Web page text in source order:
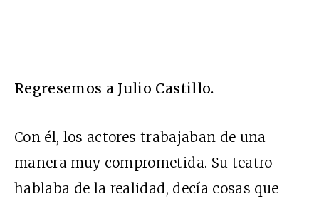
Regresemos a Julio Castillo.
Con él, los actores trabajaban de una
manera muy comprometida. Su teatro
hablaba de la realidad, decía cosas que